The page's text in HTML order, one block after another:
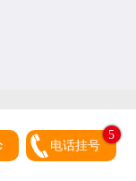
电话挂号
5